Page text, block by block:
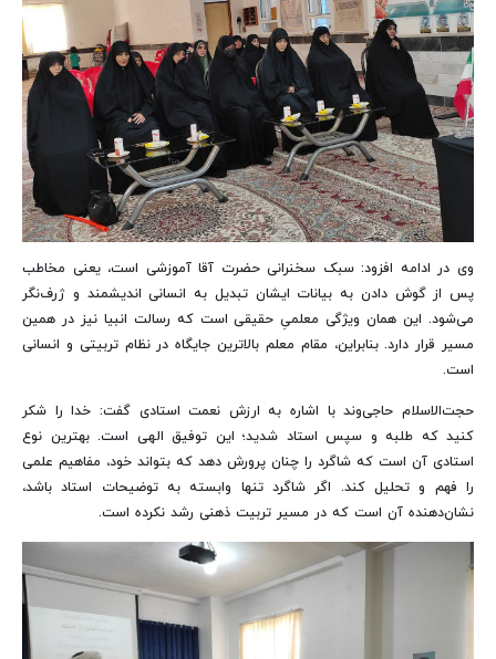
وی در ادامه افزود: سبک سخنرانی حضرت آقا آموزشی است، یعنی مخاطب
پس از گوش دادن به بیانات ایشان تبدیل به انسانی اندیشمند و ژرف‌نگر
می‌شود. این همان ویژگی معلمیِ حقیقی است که رسالت انبیا نیز در همین
مسیر قرار دارد. بنابراین، مقام معلم بالاترین جایگاه در نظام تربیتی و انسانی
است.
حجت‌الاسلام حاجی‌وند با اشاره به ارزش نعمت استادی گفت: خدا را شکر
کنید که طلبه و سپس استاد شدید؛ این توفیق الهی است. بهترین نوع
استادی آن است که شاگرد را چنان پرورش دهد که بتواند خود، مفاهیم علمی
را فهم و تحلیل کند. اگر شاگرد تنها وابسته به توضیحات استاد باشد،
نشان‌دهنده آن است که در مسیر تربیت ذهنی رشد نکرده است.